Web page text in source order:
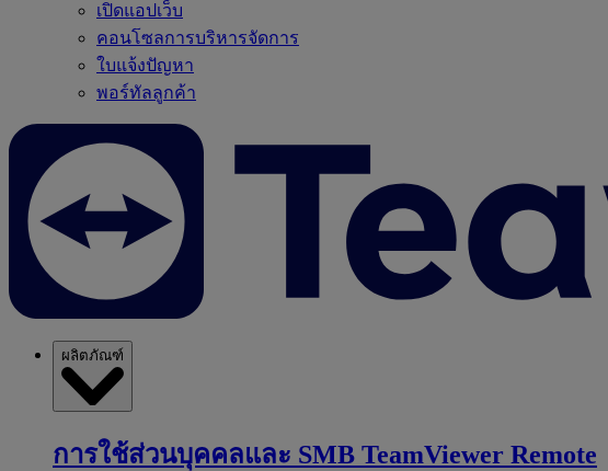
เปิดแอปเว็บ
คอนโซลการบริหารจัดการ
ใบแจ้งปัญหา
พอร์ทัลลูกค้า
ผลิตภัณฑ์
การใช้ส่วนบุคคลและ SMB TeamViewer Remote